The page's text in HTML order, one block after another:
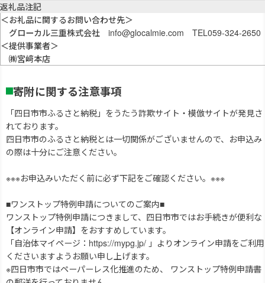
返礼品注記
＜お礼品に関するお問い合わせ先＞
グローカル三重株式会社 info@glocalmie.com TEL059-324-2650
＜提供事業者＞
㈱宮﨑本店
寄附に関する注意事項
「四日市市ふるさと納税」をうたう詐欺サイト・模倣サイトが発見さ
れております。
四日市市のふるさと納税とは一切関係がございませんので、お申込み
の際は十分にご注意ください。
※※※お申込みいただく前に必ず下記をご確認ください。※※※
■ワンストップ特例申請についてのご案内■
ワンストップ特例申請につきまして、四日市市ではお手続きが便利な
【オンライン申請】をおすすめしています。
「自治体マイページ：https://mypg.jp/ 」よりオンライン申請をご利用
くださいますようお願い申し上げます。
※四日市市ではペーパーレス化推進のため、 ワンストップ特例申請書